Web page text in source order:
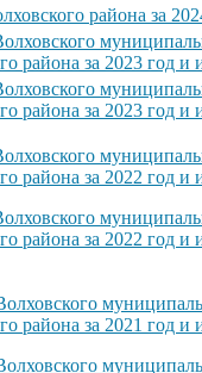
района за
района за 2023 год
района за 2023 год
района за 2022 год
района за 2022 год
района за 2021 год